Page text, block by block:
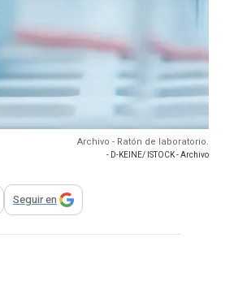
Archivo - Ratón de laboratorio.
- D-KEINE/ ISTOCK - Archivo
para compartir
Seguir en